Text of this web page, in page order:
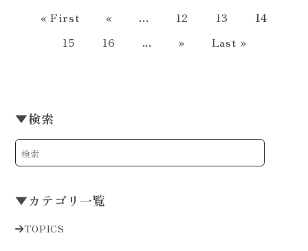
« First « ... 12 13
14
15
16 ... » Last »
▼検索
▼カテゴリ一覧
TOPICS